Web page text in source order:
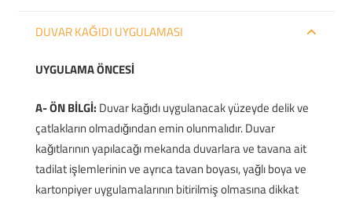
DUVAR KAĞIDI UYGULAMASI
UYGULAMA ÖNCESİ
A- ÖN BİLGİ: Duvar kağıdı uygulanacak yüzeyde delik ve
çatlakların olmadığından emin olunmalıdır. Duvar
kağıtlarının yapılacağı mekanda duvarlara ve tavana ait
tadilat işlemlerinin ve ayrıca tavan boyası, yağlı boya ve
kartonpiyer uygulamalarının bitirilmiş olmasına dikkat